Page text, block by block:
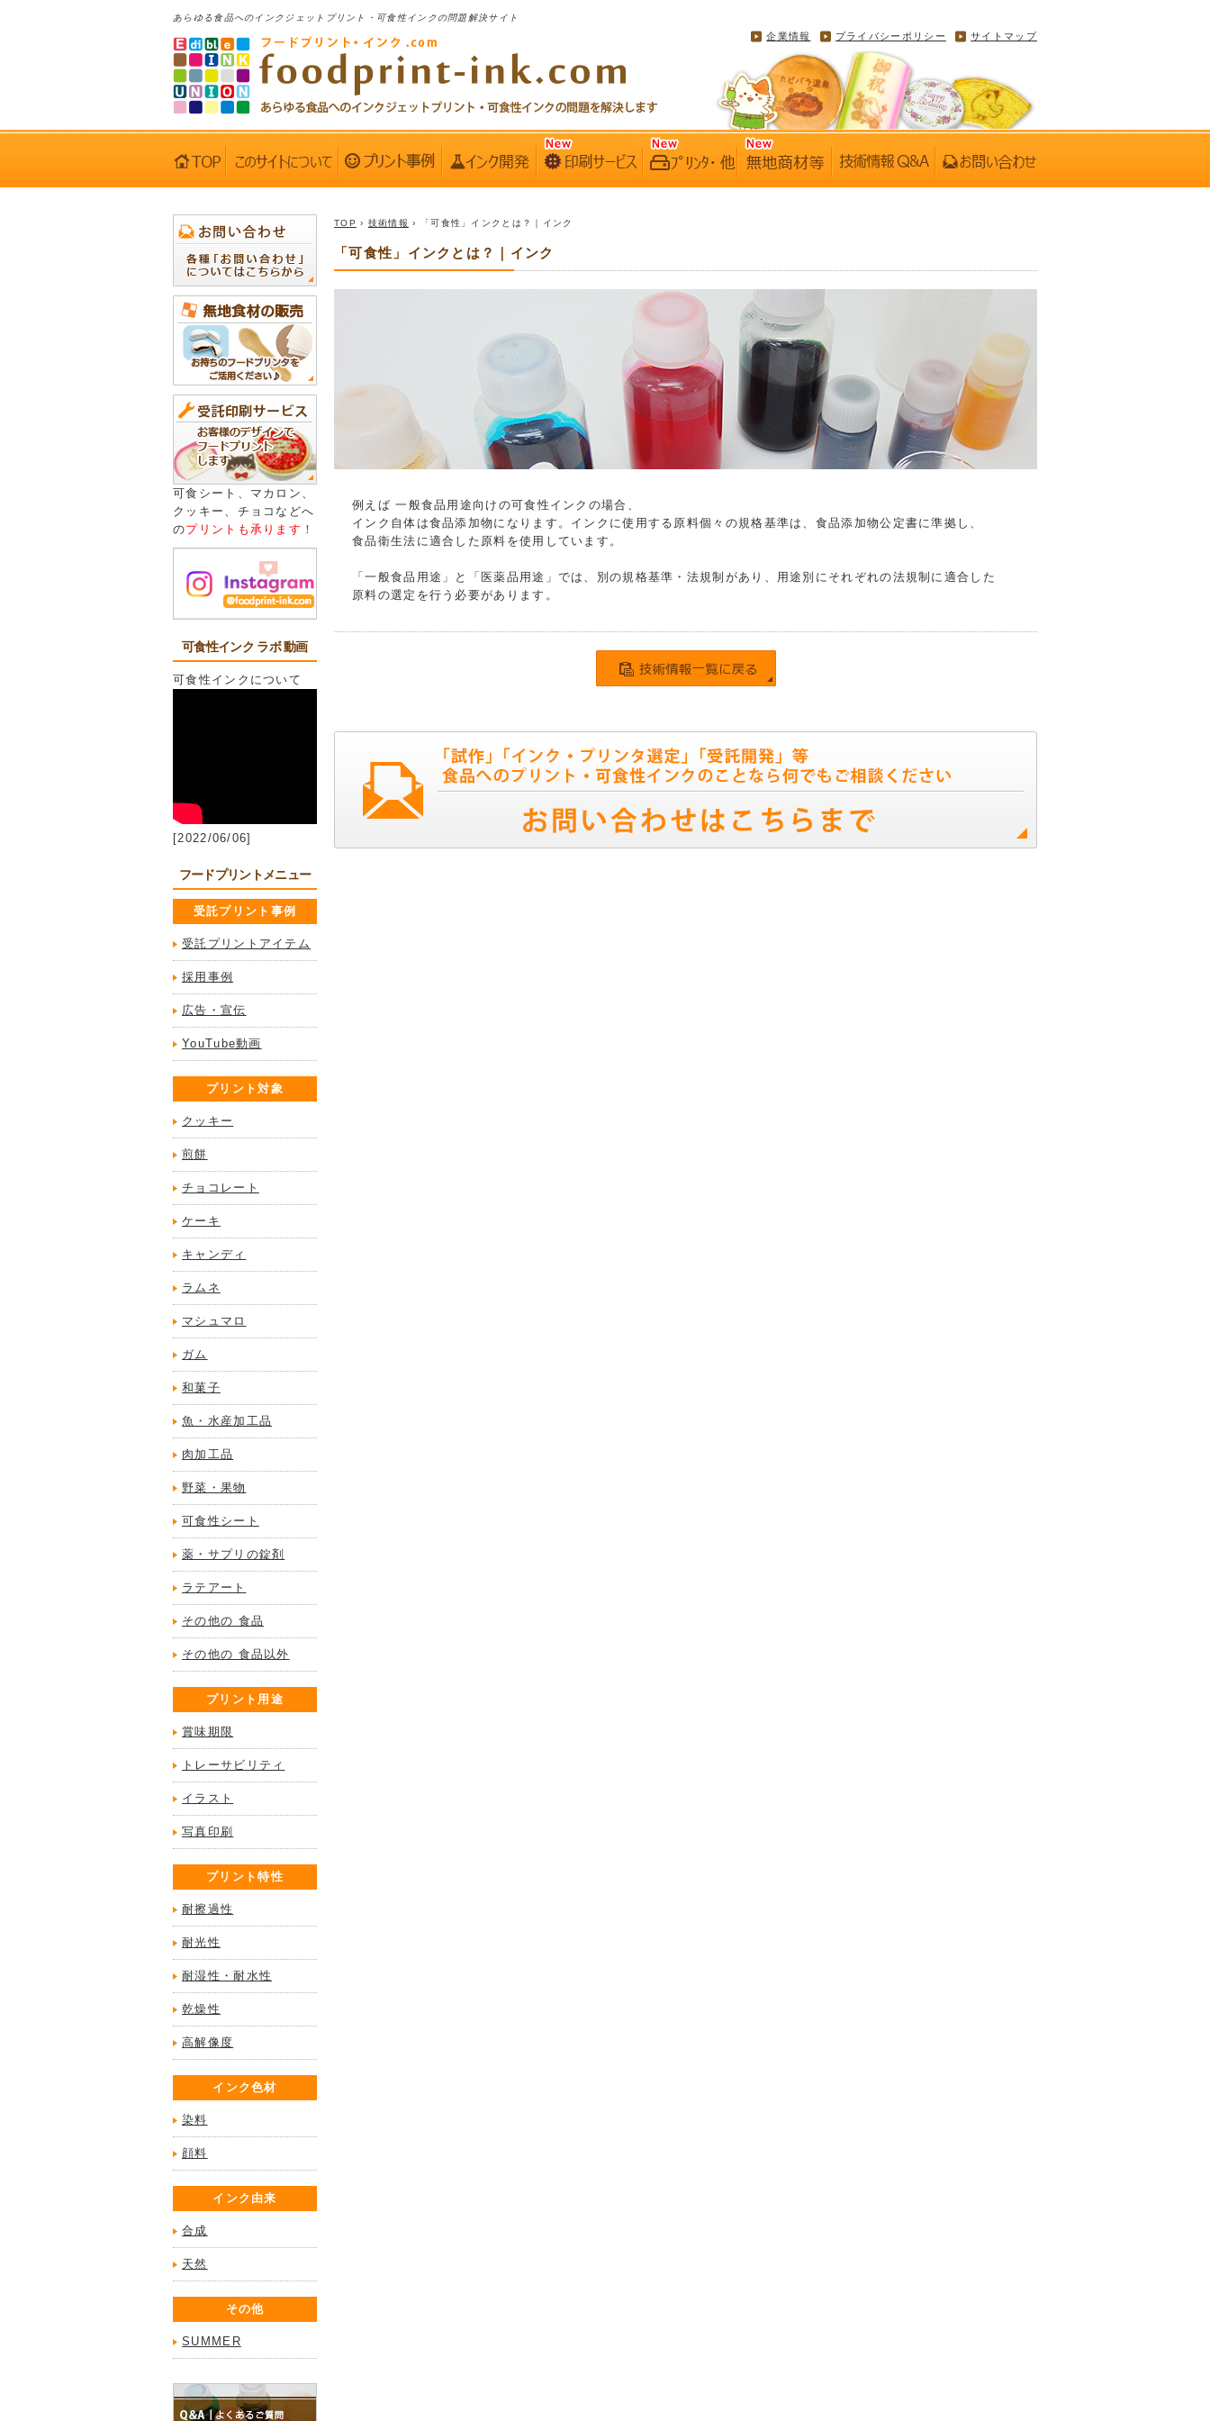
あらゆる食品へのインクジェットプリント・可食性インクの問題解決サイト
企業情報 プライバシーポリシー サイトマップ
可食シート、マカロン、
クッキー、チョコなどへ
のプリントも承ります！
可食性インク ラボ 動画
可食性インクについて
[2022/06/06]
フードプリントメニュー
受託プリント事例
受託プリントアイテム
採用事例
広告・宣伝
YouTube動画
プリント対象
クッキー
煎餅
チョコレート
ケーキ
キャンディ
ラムネ
マシュマロ
ガム
和菓子
魚・水産加工品
肉加工品
野菜・果物
可食性シート
薬・サプリの錠剤
ラテアート
その他の 食品
その他の 食品以外
プリント用途
賞味期限
トレーサビリティ
イラスト
写真印刷
プリント特性
耐擦過性
耐光性
耐湿性・耐水性
乾燥性
高解像度
インク色材
染料
顔料
インク由来
合成
天然
その他
SUMMER
TOP › 技術情報 › 「可食性」インクとは？｜インク
「可食性」インクとは？｜インク
例えば 一般食品用途向けの可食性インクの場合、
インク自体は食品添加物になります。インクに使用する原料個々の規格基準は、食品添加物公定書に準拠し、
食品衛生法に適合した原料を使用しています。
「一般食品用途」と「医薬品用途」では、別の規格基準・法規制があり、用途別にそれぞれの法規制に適合した
原料の選定を行う必要があります。